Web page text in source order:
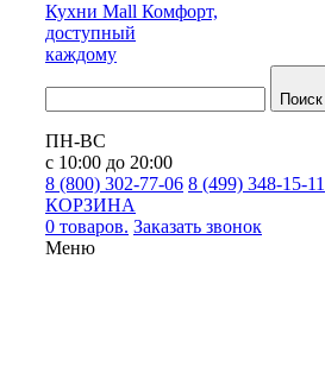
Кухни Mall Комфорт,
доступный
каждому
Поиск
ПН-ВС
с 10:00 до 20:00
8 (800) 302-77-06 8 (499) 348-15-11
КОРЗИНА
0 товаров. Заказать звонок
Меню